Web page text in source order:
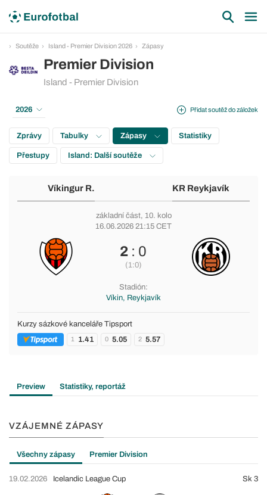
Soutěže Island - Premier Division 2026 Zápasy
Premier Division
Island - Premier Division
Přidat soutěž do záložek
2026
Zprávy Tabulky Zápasy Statistiky
Přestupy Island: Další soutěže
Víkingur R. KR Reykjavík
základní část, 10. kolo
16.06.2026 21:15 CET
2 : 0
(1:0)
Stadión:
Víkin, Reykjavík
Kurzy sázkové kanceláře Tipsport
1 1.41 0 5.05 2 5.57
Preview Statistiky, reportáž
VZÁJEMNÉ ZÁPASY
Všechny zápasy Premier Division
19.02.2026 Icelandic League Cup Sk 3